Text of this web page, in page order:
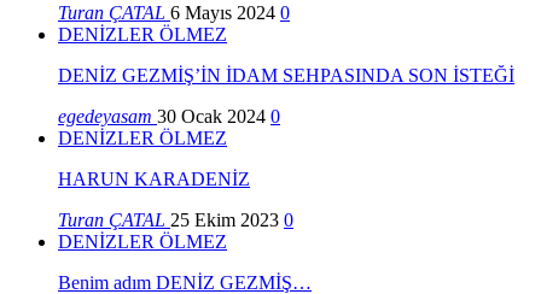
Turan ÇATAL 6 Mayıs 2024 0
DENİZLER ÖLMEZ
DENİZ GEZMİŞ’İN İDAM SEHPASINDA SON İSTEĞİ
egedeyasam 30 Ocak 2024 0
DENİZLER ÖLMEZ
HARUN KARADENİZ
Turan ÇATAL 25 Ekim 2023 0
DENİZLER ÖLMEZ
Benim adım DENİZ GEZMİŞ…